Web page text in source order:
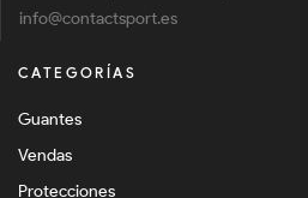
info@contactsport.es
CATEGORÍAS
Guantes
Vendas
Protecciones